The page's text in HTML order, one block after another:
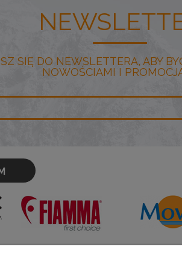
SIĘ DO NEWSLETTERA, ABY
NOWOŚCIAMI I